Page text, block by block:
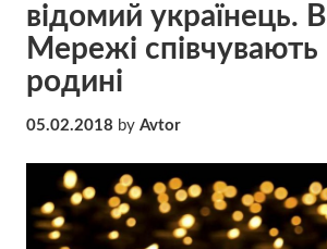
відомий українець. В
Мережі співчувають
родині
05.02.2018 by Avtor